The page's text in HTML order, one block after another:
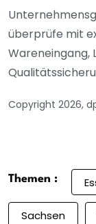
überprüfe mit
Wareneingang,
Copyright 2026,
Themen :
Sachsen